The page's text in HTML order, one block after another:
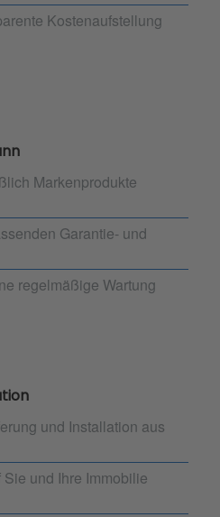
Kostenaufstellung
Markenprodukte
Garantie- und
regelmäßige Wartung
und Installation aus
und Ihre Immobilie